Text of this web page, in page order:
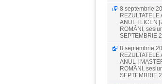
8 septembrie
REZULTATELE
ANUL I
ROMÂNI,
SEPTEMBRIE
8 septembrie
REZULTATELE
ANUL I
ROMÂNI,
SEPTEMBRIE